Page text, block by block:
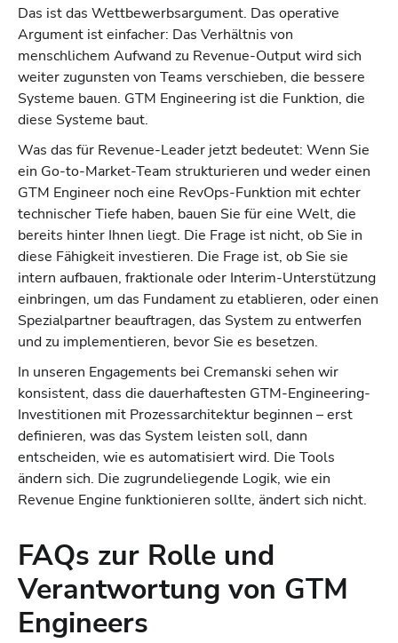
Das ist das Wettbewerbsargument. Das operative
Argument ist einfacher: Das Verhältnis von
menschlichem Aufwand zu Revenue-Output wird sich
weiter zugunsten von Teams verschieben, die bessere
Systeme bauen. GTM Engineering ist die Funktion, die
diese Systeme baut.
Was das für Revenue-Leader jetzt bedeutet: Wenn Sie
ein Go-to-Market-Team strukturieren und weder einen
GTM Engineer noch eine RevOps-Funktion mit echter
technischer Tiefe haben, bauen Sie für eine Welt, die
bereits hinter Ihnen liegt. Die Frage ist nicht, ob Sie in
diese Fähigkeit investieren. Die Frage ist, ob Sie sie
intern aufbauen, fraktionale oder Interim-Unterstützung
einbringen, um das Fundament zu etablieren, oder einen
Spezialpartner beauftragen, das System zu entwerfen
und zu implementieren, bevor Sie es besetzen.
In unseren Engagements bei Cremanski sehen wir
konsistent, dass die dauerhaftesten GTM-Engineering-
Investitionen mit Prozessarchitektur beginnen – erst
definieren, was das System leisten soll, dann
entscheiden, wie es automatisiert wird. Die Tools
ändern sich. Die zugrundeliegende Logik, wie ein
Revenue Engine funktionieren sollte, ändert sich nicht.
FAQs zur Rolle und
Verantwortung von GTM
Engineers